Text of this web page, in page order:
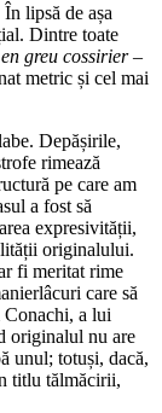
lipsă de așa
Dintre toate
greu cossirier–
metric și cel mai
Depășirile,
rimează
pe care am
a fost să
expresivității,
originalului.
fi meritat rime
care să
a lui
originalul nu are
unul; totuși, dacă,
titlu tălmăcirii,